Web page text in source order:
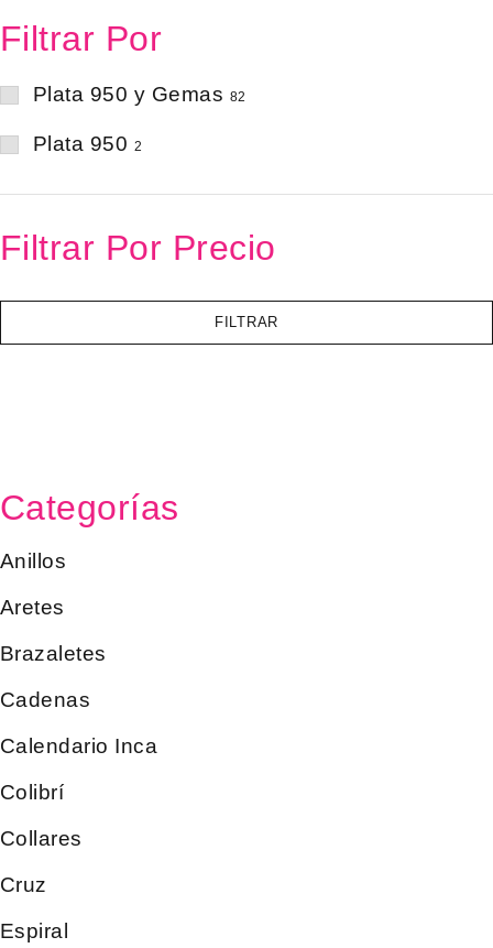
Filtrar Por
Plata 950 y Gemas 82
Plata 950 2
Filtrar Por Precio
FILTRAR
Categorías
Anillos
Aretes
Brazaletes
Cadenas
Calendario Inca
Colibrí
Collares
Cruz
Espiral